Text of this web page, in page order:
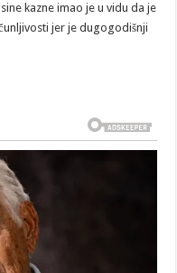
kazne imao je u vidu da je
jer je dugogodišnji